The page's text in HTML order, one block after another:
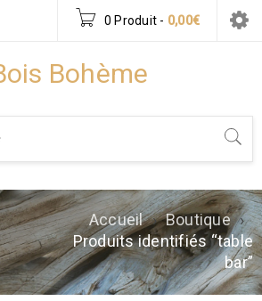
0 Produit - 0,00€
Accueil › Boutique ›
Produits identifiés “table
bar”